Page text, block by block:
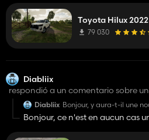
de la couleur, celle-ci ne
a l'arrière. Sinon le mod est
fait, merci pour le travail fourni
Toyota Hilux 2022
79 030
Diabliix
respondió a un comentario sobre
Diabliix Bonjour, y aura-t-il une
Bonjour, ce n'est en aucun cas